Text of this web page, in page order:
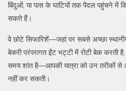
बिंदुओं, या पास के घाटियों तक पैदल पहुंचने में
सकते हैं।
वे छोटे सिफारिशें—जहां पर सबसे अच्छा
बेकरी परंपरागत ईंट भट्टी में रोटी बेक करती
समय शांत है—आपकी यात्रा को उन तरीकों
नहीं कर सकती।